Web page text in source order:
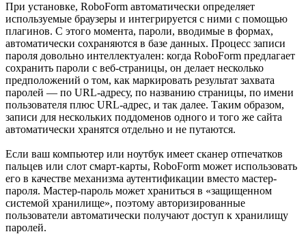
При установке, RoboForm автоматически определяет
используемые браузеры и интегрируется с ними с помощью
плагинов. С этого момента, пароли, вводимые в формах,
автоматически сохраняются в базе данных. Процесс записи
пароля довольно интеллектуален: когда RoboForm предлагает
сохранить пароли с веб-страницы, он делает несколько
предположений о том, как маркировать результат захвата
паролей — по URL-адресу, по названию страницы, по имени
пользователя плюс URL-адрес, и так далее. Таким образом,
записи для нескольких поддоменов одного и того же сайта
автоматически хранятся отдельно и не путаются.
Если ваш компьютер или ноутбук имеет сканер отпечатков
пальцев или слот смарт-карты, RoboForm может использовать
его в качестве механизма аутентификации вместо мастер-
пароля. Мастер-пароль может храниться в «защищенном
системой хранилище», поэтому авторизированные
пользователи автоматически получают доступ к хранилищу
паролей.